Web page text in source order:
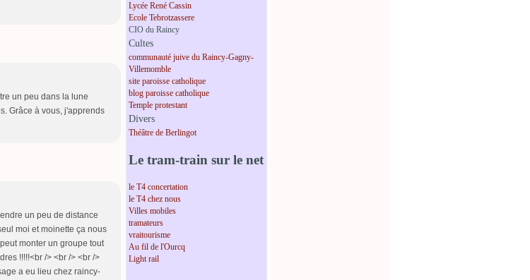
un peu dans la lune
Grâce à vous, j'apprends
un peu de distance
moi et moinette ça nous
monter un groupe tout
!!!!!<br /> <br /> <br />
a eu lieu chez raincy-
Lycée René Cassin
Ecole Tebrotzassere
CIO du Raincy
Cultes
communauté juive du Raincy-Gagny-
Villemomble
site paroisse catholique
blog paroisse catholique
Temple protestant
Divers
Théâtre de Berlingot
Le tram-train sur le net
le T4 concertation
le T4 chez nous
Villes mobiles
tramateurs
vraitourisme
Au fil de l'Ourcq
Light rail